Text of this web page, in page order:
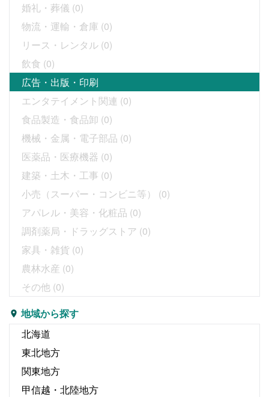
婚礼・葬儀 (0)
物流・運輸・倉庫 (0)
リース・レンタル (0)
飲食 (0)
広告・出版・印刷
エンタテイメント関連 (0)
食品製造・食品卸 (0)
機械・金属・電子部品 (0)
医薬品・医療機器 (0)
建築・土木・工事 (0)
小売（スーパー・コンビニ等）
(0)
アパレル・美容・化粧品 (0)
調剤薬局・ドラッグストア (0)
家具・雑貨 (0)
農林水産 (0)
その他 (0)
地域から探す
北海道
東北地方
関東地方
甲信越・北陸地方